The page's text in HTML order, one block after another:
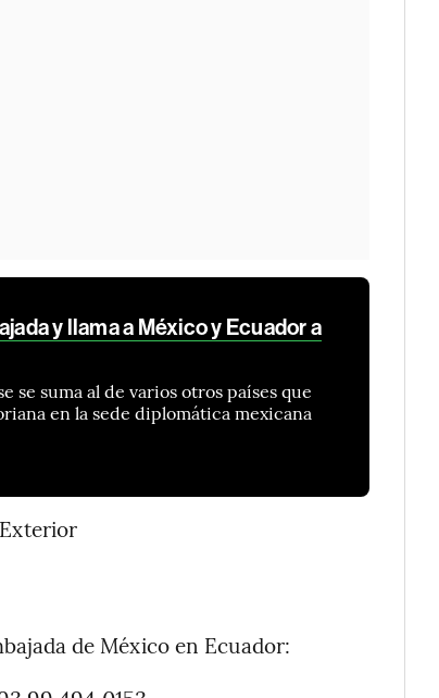
y llama a México y Ecuador a
suma al de varios otros países que
en la sede diplomática mexicana
de México en Ecuador: